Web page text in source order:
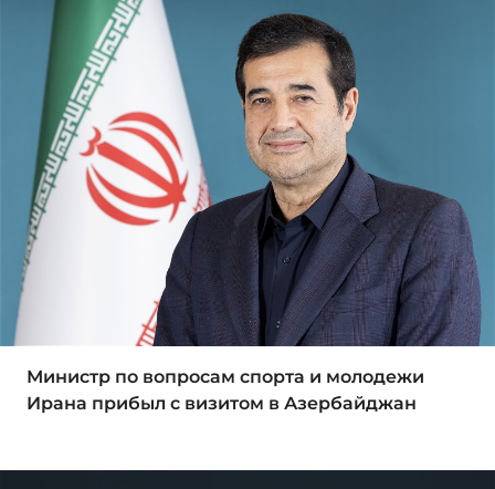
Министр по вопросам спорта и молодежи
Ирана прибыл с визитом в Азербайджан